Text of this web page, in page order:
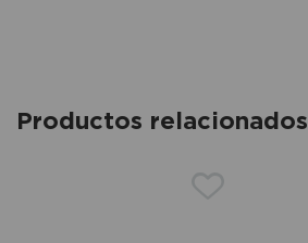
Productos relacionados